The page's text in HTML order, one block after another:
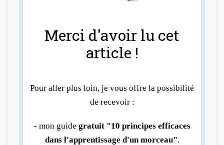
Merci d'avoir lu cet
article !
Pour aller plus loin, je vous offre la possibilité
de recevoir :
- mon guide gratuit "10 principes efficaces
dans l'apprentissage d'un morceau".